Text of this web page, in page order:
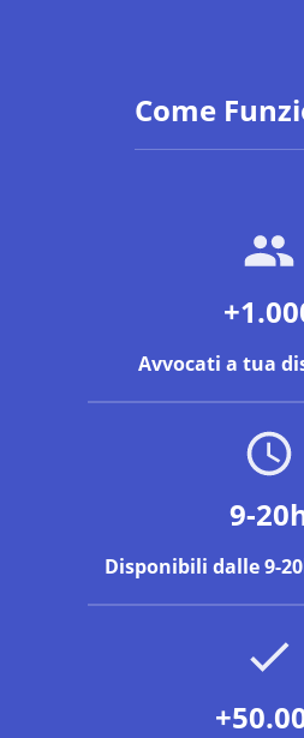
Come
Avvocati a tua
9-
Disponibili dalle 9-